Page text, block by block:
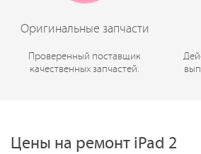
Оригинальные запчасти
Проверенный поставщик
качественных запчастей.
Цены на ремонт iPad 2